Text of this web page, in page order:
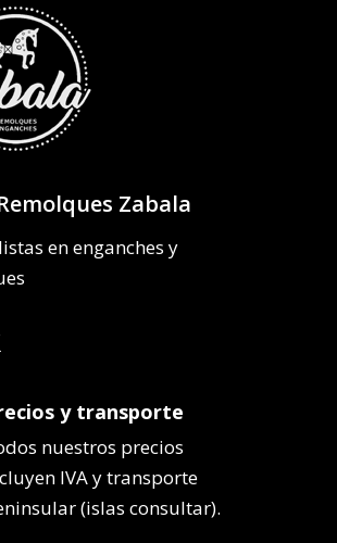
Zabala
en enganches y
y transporte
nuestros precios
IVA y transporte
(islas consultar).